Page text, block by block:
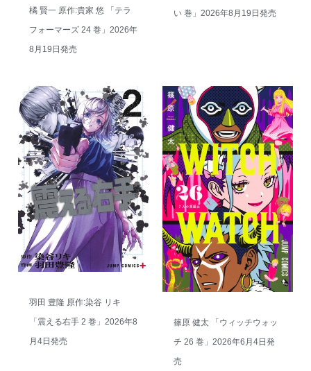
橘 賢一 原作:貴家 悠 「テラ
フォーマーズ 24 巻」2026年
8月19日発売
い 巻」2026年8月19日発売
羽田 豊隆 原作:染谷 リキ
「震える右手 2 巻」2026年8
月4日発売
篠原 健太 「ウィッチウォッ
チ 26 巻」2026年6月4日発
売